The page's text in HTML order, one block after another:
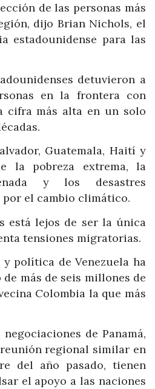
de las personas más
dijo Brian Nichols, el
estadounidense para las
detuvieron a
en la frontera con
cifra más alta en un solo
Guatemala, Haití y
la pobreza extrema, la
y los desastres
el cambio climático.
está lejos de ser la única
tensiones migratorias.
política de Venezuela ha
más de seis millones de
Colombia la que más
de Panamá,
regional similar en
del año pasado, tienen
el apoyo a las naciones